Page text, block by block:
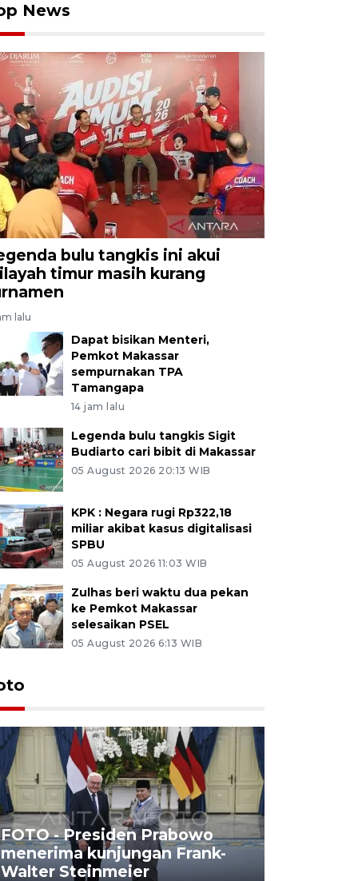
News
bulu tangkis ini akui
timur masih kurang
lalu
Dapat bisikan Menteri,
Pemkot Makassar
sempurnakan TPA
Tamangapa
14 jam lalu
Legenda bulu tangkis Sigit
Budiarto cari bibit di Makassar
05 August 2026 20:13 WIB
KPK : Negara rugi Rp322,18
miliar akibat kasus digitalisasi
SPBU
05 August 2026 11:03 WIB
Zulhas beri waktu dua pekan
ke Pemkot Makassar
selesaikan PSEL
05 August 2026 6:13 WIB
FOTO - Presiden Prabowo
menerima kunjungan Frank-
Walter Steinmeier